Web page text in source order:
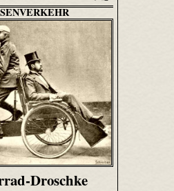
Droschke